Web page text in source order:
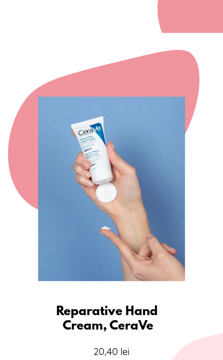
Reparative Hand
Cream, CeraVe
20,40 lei